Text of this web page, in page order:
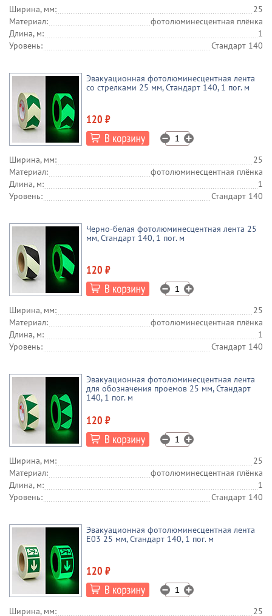
Ширина, мм:
25
Материал:
фотолюминесцентная плёнка
Длина, м:
1
Уровень:
Стандарт 140
Эвакуационная фотолюминесцентная лента
со стрелками 25 мм, Стандарт 140, 1 пог. м
120 ₽
Ширина, мм:
25
Материал:
фотолюминесцентная плёнка
Длина, м:
1
Уровень:
Стандарт 140
Черно-белая фотолюминесцентная лента 25
мм, Стандарт 140, 1 пог. м
120 ₽
Ширина, мм:
25
Материал:
фотолюминесцентная плёнка
Длина, м:
1
Уровень:
Стандарт 140
Эвакуационная фотолюминесцентная лента
для обозначения проемов 25 мм, Стандарт
140, 1 пог. м
120 ₽
Ширина, мм:
25
Материал:
фотолюминесцентная плёнка
Длина, м:
1
Уровень:
Стандарт 140
Эвакуационная фотолюминесцентная лента
E03 25 мм, Стандарт 140, 1 пог. м
120 ₽
Ширина, мм:
25